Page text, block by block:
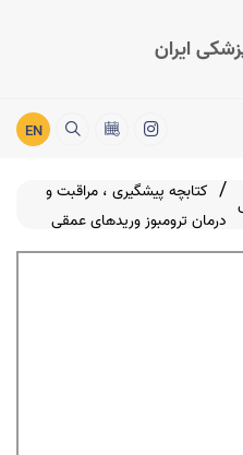
ایران
EN
کتابچه پیشگیری ، مراقبت و
درمان ترومبوز وریدهای عمقی